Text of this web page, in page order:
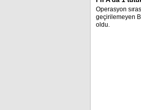
Operasyon
geçirilemeyen
oldu.